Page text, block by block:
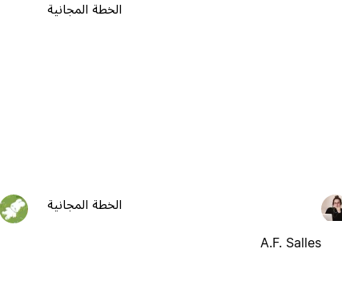
الخطة المجانية
A.F. Salles
الخطة المجانية